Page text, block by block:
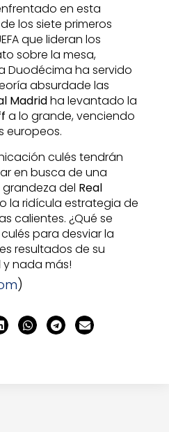
en esta
los siete primeros
que lideran los
sobre la mesa,
Duodécima ha servido
absurdade las
Madridha levantado la
a lo grande, venciendo
europeos.
culés tendrán
en busca de una
del Real
la ridícula estrategia de
calientes. ¿Qué se
para desviar la
resultados de su
y nada más!
)